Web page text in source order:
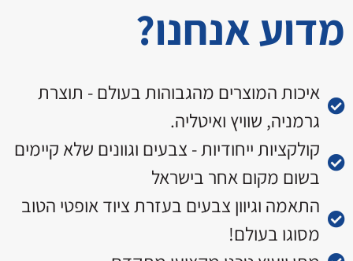
מדוע אנחנו?
איכות המוצרים מהגבוהות בעולם - תוצרת
גרמניה, שוויץ ואיטליה.
קולקציות ייחודיות - צבעים וגוונים שלא קיימים
בשום מקום אחר בישראל
התאמה וגיוון צבעים בעזרת ציוד אופטי הטוב
מסוגו בעולם!